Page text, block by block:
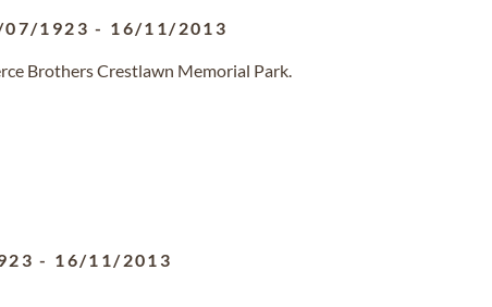
1923 - 16/11/2013
Brothers Crestlawn Memorial Park.
- 16/11/2013